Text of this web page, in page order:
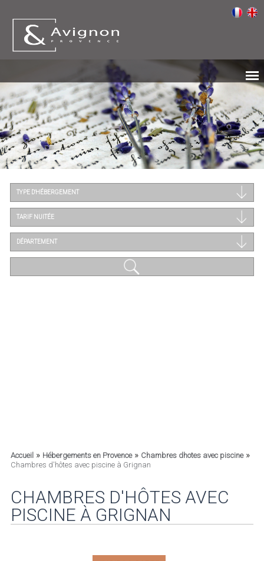
TYPE D'HÉBERGEMENT
TARIF NUITÉE
DÉPARTEMENT
Accueil» Hébergements en Provence» Chambres dhotes avec piscine»
Chambres d'hôtes avec piscine à Grignan
CHAMBRES D'HÔTES AVEC
PISCINE À GRIGNAN